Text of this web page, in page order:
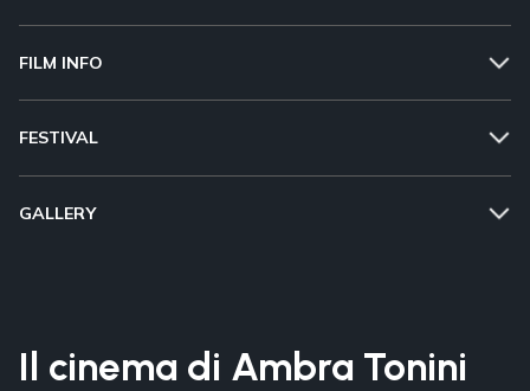
FILM INFO
FESTIVAL
GALLERY
Il cinema di Ambra Tonini